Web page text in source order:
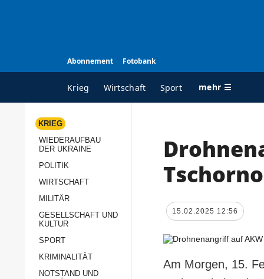
Abonnement Fotobank
Krieg Wirtschaft Sport mehr ☰
ALLE RUBRIKEN
Politik
Militär
Gesellschaft und Kultur
KRIEG
WIEDERAUFBAU
DER UKRAINE
POLITIK
WIRTSCHAFT
MILITÄR
GESELLSCHAFT UND
KULTUR
SPORT
KRIMINALITÄT
NOTSTAND UND
15.02.2025 12:56
Am Morgen, 15.